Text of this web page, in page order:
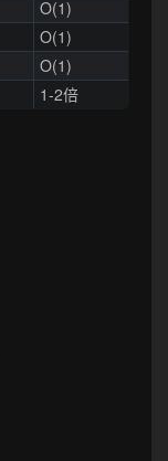
O(1)
O(1)
O(1)
1-2倍